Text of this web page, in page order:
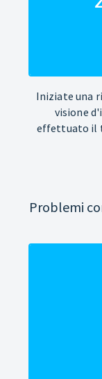
Iniziate una
visione
effettuato il
Problemi